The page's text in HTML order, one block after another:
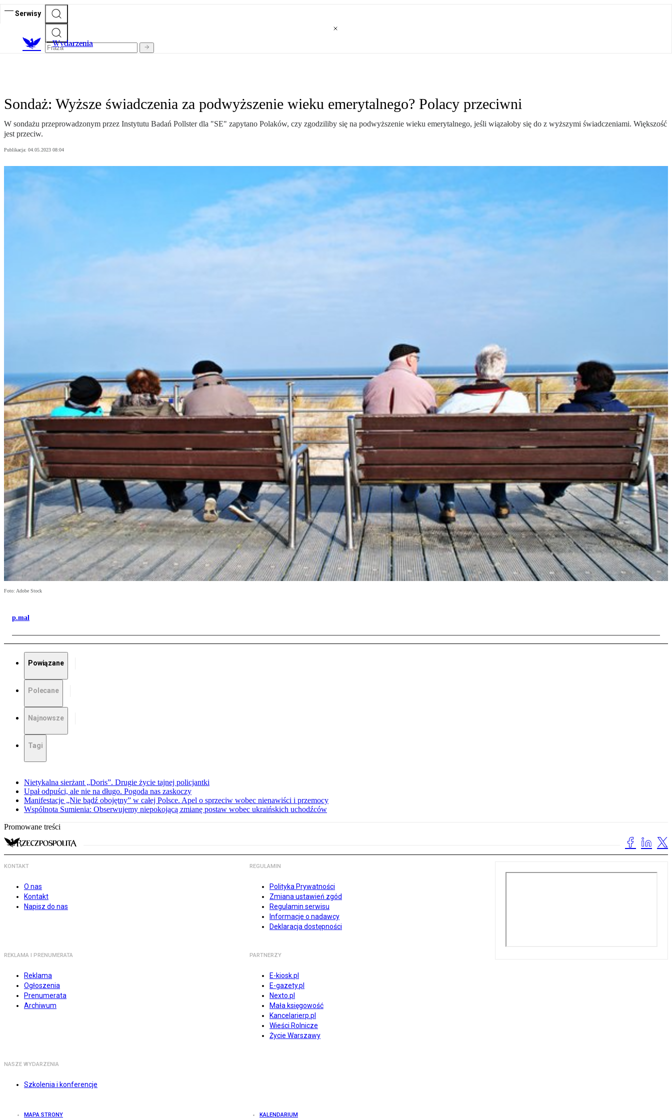
Serwisy
Wydarzenia
Sondaż: Wyższe świadczenia za podwyższenie wieku emerytalnego? Polacy przeciwni
W sondażu przeprowadzonym przez Instytutu Badań Pollster dla "SE" zapytano Polaków, czy zgodziliby się na podwyższenie wieku emerytalnego, jeśli wiązałoby się do z wyższymi świadczeniami. Większość
jest przeciw.
Publikacja: 04.05.2023 08:04
Foto: Adobe Stock
p.mal
Powiązane
Polecane
Najnowsze
Tagi
Nietykalna sierżant „Doris”. Drugie życie tajnej policjantki
Upał odpuści, ale nie na długo. Pogoda nas zaskoczy
Manifestacje „Nie bądź obojętny” w całej Polsce. Apel o sprzeciw wobec nienawiści i przemocy
Wspólnota Sumienia: Obserwujemy niepokojącą zmianę postaw wobec ukraińskich uchodźców
Promowane treści
KONTAKT
O nas
Kontakt
Napisz do nas
REGULAMIN
Polityka Prywatności
Zmiana ustawień zgód
Regulamin serwisu
Informacje o nadawcy
Deklaracja dostępności
REKLAMA I PRENUMERATA
Reklama
Ogłoszenia
Prenumerata
Archiwum
PARTNERZY
E-kiosk.pl
E-gazety.pl
Nexto.pl
Mała księgowość
Kancelarierp.pl
Wieści Rolnicze
Życie Warszawy
NASZE WYDARZENIA
Szkolenia i konferencje
MAPA STRONY KALENDARIUM